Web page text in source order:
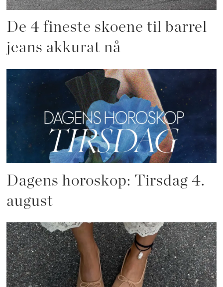
De 4 fineste skoene til barrel
jeans akkurat nå
Dagens horoskop: Tirsdag 4.
august